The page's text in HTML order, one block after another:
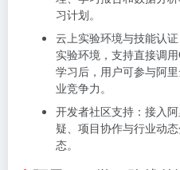
习计划。
云上实验环境与技能认
实验环境，支持直接调
学习后，用户可参与阿
业竞争力。
开发者社区支持：接入
疑、项目协作与行业动
态。